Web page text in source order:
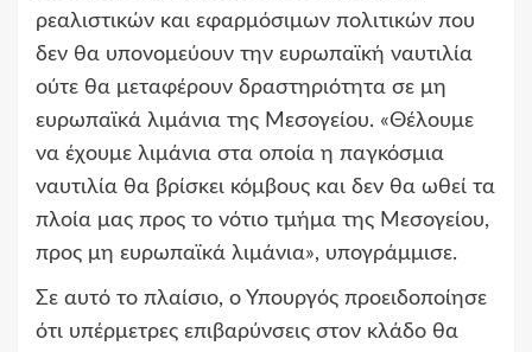
ρεαλιστικών και εφαρμόσιμων πολιτικών που
δεν θα υπονομεύουν την ευρωπαϊκή ναυτιλία
ούτε θα μεταφέρουν δραστηριότητα σε μη
ευρωπαϊκά λιμάνια της Μεσογείου. «Θέλουμε
να έχουμε λιμάνια στα οποία η παγκόσμια
ναυτιλία θα βρίσκει κόμβους και δεν θα ωθεί τα
πλοία μας προς το νότιο τμήμα της Μεσογείου,
προς μη ευρωπαϊκά λιμάνια», υπογράμμισε.
Σε αυτό το πλαίσιο, ο Υπουργός προειδοποίησε
ότι υπέρμετρες επιβαρύνσεις στον κλάδο θα